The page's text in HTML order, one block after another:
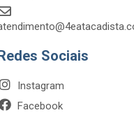
Sociais
Instagram
Facebook